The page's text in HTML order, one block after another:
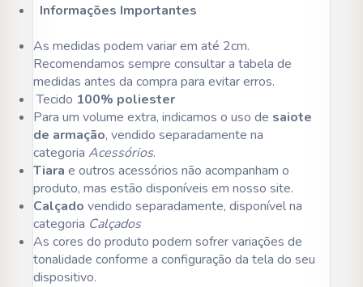
Informações Importantes
As medidas podem variar em até 2cm.
Recomendamos sempre consultar a tabela de
medidas antes da compra para evitar erros.
Tecido 100% poliester
Para um volume extra, indicamos o uso de saiote
de armação, vendido separadamente na
categoria Acessórios.
Tiara e outros acessórios não acompanham o
produto, mas estão disponíveis em nosso site.
Calçado vendido separadamente, disponível na
categoria Calçados
As cores do produto podem sofrer variações de
tonalidade conforme a configuração da tela do seu
dispositivo.